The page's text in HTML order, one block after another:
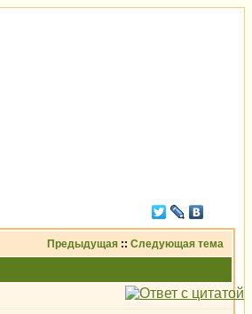
Предыдущая :: Следующая тема